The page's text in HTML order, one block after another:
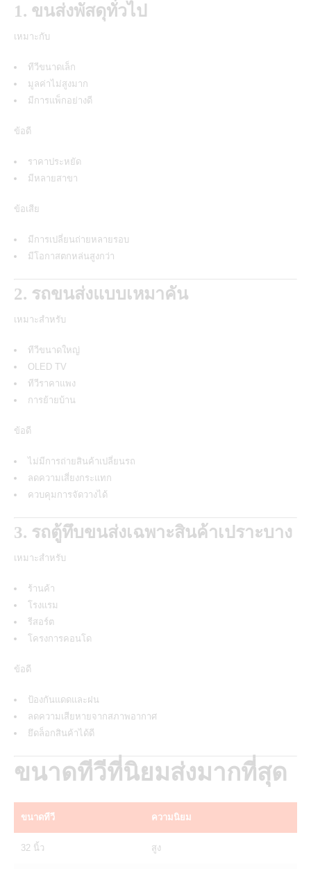
1. ขนส่งพัสดุทั่วไป
เหมาะกับ
ทีวีขนาดเล็ก
มูลค่าไม่สูงมาก
มีการแพ็กอย่างดี
ข้อดี
ราคาประหยัด
มีหลายสาขา
ข้อเสีย
มีการเปลี่ยนถ่ายหลายรอบ
มีโอกาสตกหล่นสูงกว่า
2. รถขนส่งแบบเหมาคัน
เหมาะสำหรับ
ทีวีขนาดใหญ่
OLED TV
ทีวีราคาแพง
การย้ายบ้าน
ข้อดี
ไม่มีการถ่ายสินค้าเปลี่ยนรถ
ลดความเสี่ยงกระแทก
ควบคุมการจัดวางได้
3. รถตู้ทึบขนส่งเฉพาะสินค้าเปราะบาง
เหมาะสำหรับ
ร้านค้า
โรงแรม
รีสอร์ต
โครงการคอนโด
ข้อดี
ป้องกันแดดและฝน
ลดความเสียหายจากสภาพอากาศ
ยึดล็อกสินค้าได้ดี
ขนาดทีวีที่นิยมส่งมากที่สุด
ขนาดทีวี ความนิยม
32 นิ้ว สูง